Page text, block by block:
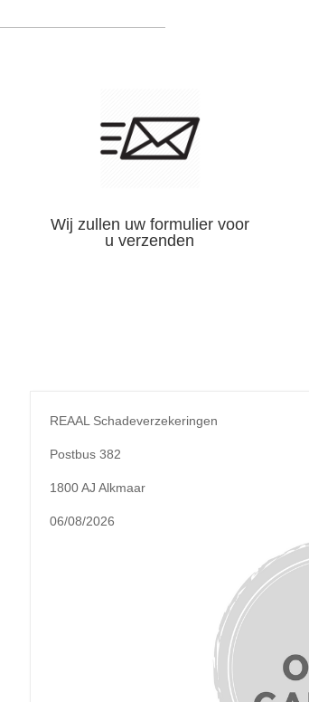
Wij zullen uw formulier voor
u verzenden
REAAL Schadeverzekeringen
Postbus 382
1800 AJ Alkmaar
06/08/2026